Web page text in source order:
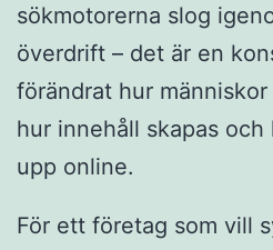
sökmotorerna slog
överdrift – det är en
förändrat hur
hur innehåll skapas
upp online.
För ett företag som vill